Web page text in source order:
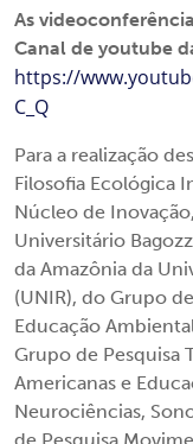
As
Canal de youtube
https://
C_Q
Para a realização
Filosofia Ecológica
Núcleo de
Universitário
da Amazônia da
(UNIR), do Grupo
Educação
Grupo de Pesquisa
Americanas e
Neurociências,